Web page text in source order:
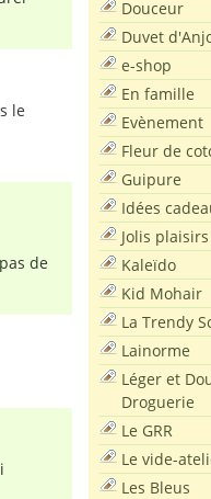
le
de
Douceur
Duvet
e-shop
En famille
Evènement
Fleur de
Guipure
Idées
Jolis plaisirs
Kaleïdo
Kid Mohair
La Trendy
Lainorme
Léger et
Droguerie
Le GRR
Le vide-
Les Bleus